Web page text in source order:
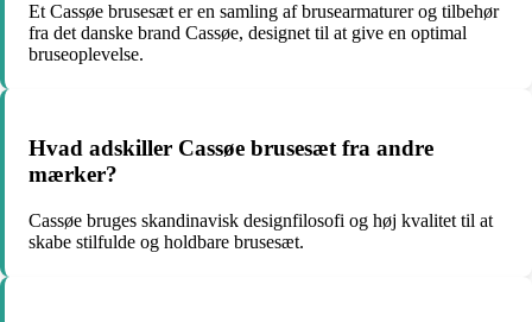
Et Cassøe brusesæt er en samling af brusearmaturer og tilbehør
fra det danske brand Cassøe, designet til at give en optimal
bruseoplevelse.
Hvad adskiller Cassøe brusesæt fra andre
mærker?
Cassøe bruges skandinavisk designfilosofi og høj kvalitet til at
skabe stilfulde og holdbare brusesæt.